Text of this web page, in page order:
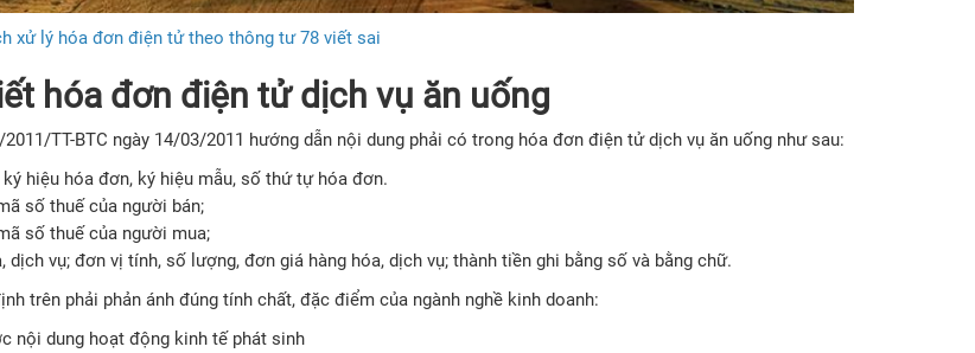
xử lý hóa đơn điện tử theo thông tư 78 viết sai
hóa đơn điện tử dịch vụ ăn uống
TT-BTC ngày 14/03/2011 hướng dẫn nội dung phải có trong hóa đơn điện tử dịch vụ ăn uống như sau:
hiệu hóa đơn, ký hiệu mẫu, số thứ tự hóa đơn.
số thuế của người bán;
số thuế của người mua;
dịch vụ; đơn vị tính, số lượng, đơn giá hàng hóa, dịch vụ; thành tiền ghi bằng số và bằng chữ.
trên phải phản ánh đúng tính chất, đặc điểm của ngành nghề kinh doanh:
nội dung hoạt động kinh tế phát sinh